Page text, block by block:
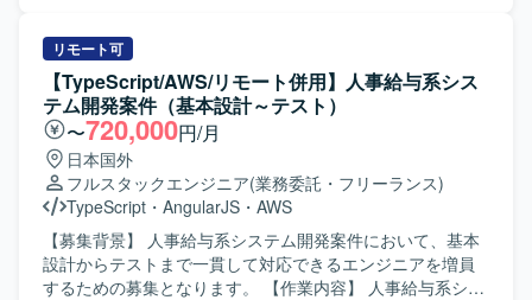
バックエンド（Express.js）の設計・実装・レビューを行っ
ていただきます。インメモリモックで稼働中のAPI群につい
て、Oracle 19C本番DBへの接続切り替えおよび全機能対応
を主導していただきます。帳票ポータル、受注管理との連
携機能、OEM切替機能などの次フェーズの要件定義や設計
にも関与していただきます。PLポジションでは、スケジュ
ール策定、進捗報告、ステークホルダーとの調整、
Playwrightを用いたE2Eテストやコードレビューを通じた品
質管理も担当していただきます。 【求める人物像】 既存の
設計やコードを理解した上で、改善点を主体的に提案・実
行できる方を求めています。DB移行やマルチテナント設計
リモート可
【TypeScript/AWS/リモート併用】人事給与系シス
テム開発案件（基本設計～テスト）
〜720,000円/月
日本国外
フルスタックエンジニア(業務委託・フリーランス)
TypeScript ・ AngularJS ・ AWS
【募集背景】 人事給与系システム開発案件において、基本
設計からテストまで一貫して対応できるエンジニアを増員
するための募集となります。 【作業内容】 人事給与系シス